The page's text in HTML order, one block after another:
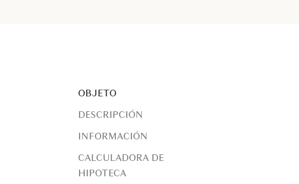
OBJETO
DESCRIPCIÓN
INFORMACIÓN
CALCULADORA DE
HIPOTECA